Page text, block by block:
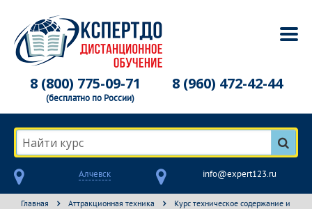
8 (800) 775-09-71
(бесплатно по России)
8 (960) 472-42-44
Найти курс
Алчевск info@expert123.ru
Главная Аттракционная техника
Курс техническое содержание и